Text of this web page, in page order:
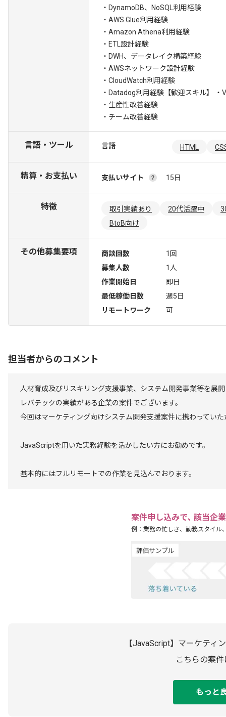
・DynamoDB、NoSQL利用経験
・AWS Glue利用経験
・Amazon Athena利用経験
・ETL設計経験
・DWH、データレイク構築経験
・AWSネットワーク設計経験
・CloudWatch利用経験
・Datadog利用経験 【歓迎スキル】
・生産性改善経験
・チーム改善経験
言語・ツール 言語 HTML
精算・お支払い 支払いサイト 15日
特徴 取引実績あり 20代活躍中
BtoB向け
その他募集要項 商談回数
1回
募集人数
1人
作業開始日
即日
最低稼働日数
週5日
リモートワーク
可
担当者からのコメント
人材育成及びリスキリング支援事業、システム開発事業等を展
レバテックの実績がある企業の案件でございます。
今回はマーケティング向けシステム開発支援案件に携わっていた
JavaScriptを用いた実務経験を活かしたい方にお勧めです。
基本的にはフルリモートでの作業を見込んでおります。
案件申し込みで､ 該当企
例：業務の忙しさ、勤務スタイル
【JavaScript】マーケティ
こちらの案
もっと